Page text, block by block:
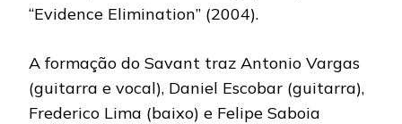
“Evidence Elimination” (2004).
A formação do Savant traz Antonio Vargas
(guitarra e vocal), Daniel Escobar (guitarra),
Frederico Lima (baixo) e Felipe Saboia